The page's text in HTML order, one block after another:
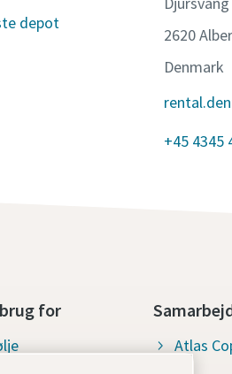
depot
2620
Denmark
+45 4345
for
Atlas